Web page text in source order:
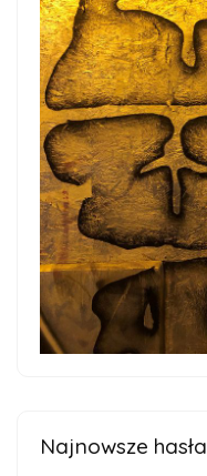
Najnowsze hasła